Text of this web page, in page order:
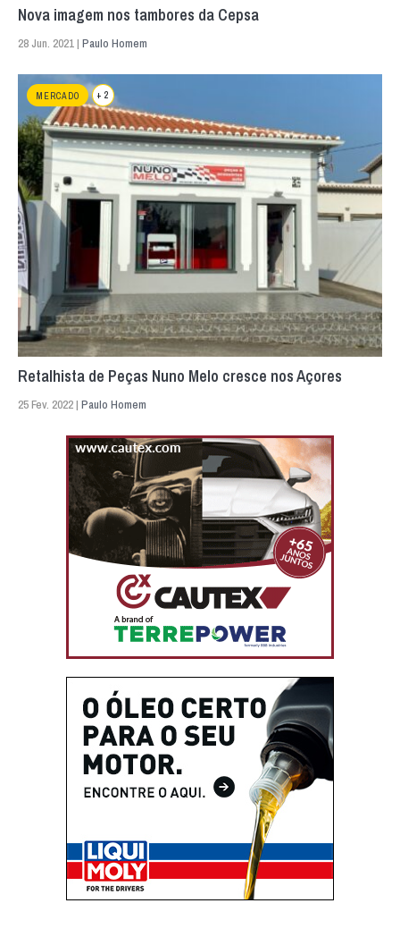
Nova imagem nos tambores da Cepsa
28 Jun. 2021 | Paulo Homem
MERCADO + 2
Retalhista de Peças Nuno Melo cresce nos Açores
25 Fev. 2022 | Paulo Homem